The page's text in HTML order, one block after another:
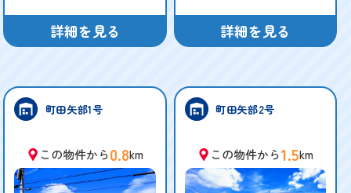
詳細を見る 詳細を見る
町田矢部1号
この物件から0.8km
町田矢部2号
この物件から1.5km